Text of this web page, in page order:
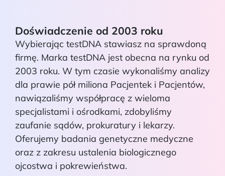
Doświadczenie od 2003 roku
Wybierając testDNA stawiasz na sprawdoną
firmę. Marka testDNA jest obecna na rynku od
2003 roku. W tym czasie wykonaliśmy analizy
dla prawie pół miliona Pacjentek i Pacjentów,
nawiązaliśmy współpracę z wieloma
specjalistami i ośrodkami, zdobyliśmy
zaufanie sądów, prokuratury i lekarzy.
Oferujemy badania genetyczne medyczne
oraz z zakresu ustalenia biologicznego
ojcostwa i pokrewieństwa.